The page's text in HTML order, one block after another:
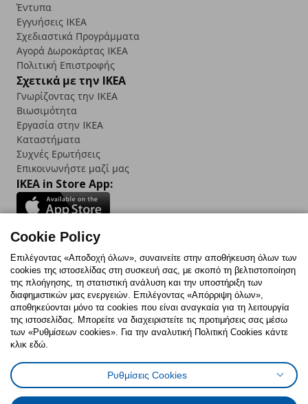
Έντυπα
Εγγυήσεις IKEA
Σχεδιαστικά Προγράμματα
Αγορά Δωρoκάρτας IKEA
Πολιτική Επιστροφής
Σχετικά με την IKEA
Γνωρίζοντας την IKEA
Βιωσιμότητα
Εργασία στην IKEA
Καταστήματα
Συχνές Ερωτήσεις
Επικοινωνήστε μαζί μας
IKEA in Store App:
Follow us:
FacebookInstagram
TikTokYoutubePinterestTwitter
Πολιτική CookiesΔήλωση ψηφιακής προσβασιμότητας
Ρυθμίσεις cookiesΌροι Χρήσης
Γενική Πολιτική Προσωπικών Δεδομένων
Cookie Policy
Επιλέγοντας «Αποδοχή όλων», συναινείτε στην αποθήκευση όλων των
cookies της ιστοσελίδας στη συσκευή σας, με σκοπό τη βελτιστοποίηση
της πλοήγησης, τη στατιστική ανάλυση και την υποστήριξη των
διαφημιστικών μας ενεργειών. Επιλέγοντας «Απόρριψη όλων»,
αποθηκεύονται μόνο τα cookies που είναι αναγκαία για τη λειτουργία
της ιστοσελίδας. Μπορείτε να διαχειριστείτε τις προτιμήσεις σας μέσω
των «Ρυθμίσεων cookies». Για την αναλυτική Πολιτική Cookies κάντε
κλικ εδώ.
Ρυθμίσεις Cookies